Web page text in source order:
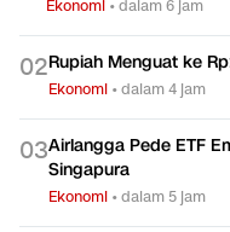
Ekonomi •dalam 6 jam
02Rupiah Menguat ke
Ekonomi •dalam 4 jam
03Airlangga Pede ETF
Singapura
Ekonomi •dalam 5 jam